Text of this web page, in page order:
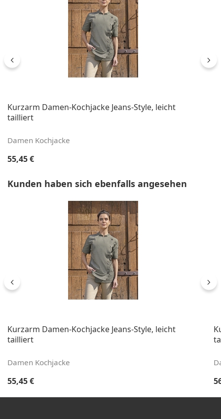
Kurzarm Damen-Kochjacke Jeans-Style, leicht
tailliert
Damen Kochjacke
Regulärer Preis:
55,45 €
Produktgalerie überspringen
Kunden haben sich ebenfalls angesehen
Kurzarm Damen-Kochjacke Jeans-Style, leicht
tailliert
Damen Kochjacke
Regulärer Preis:
55,45 €